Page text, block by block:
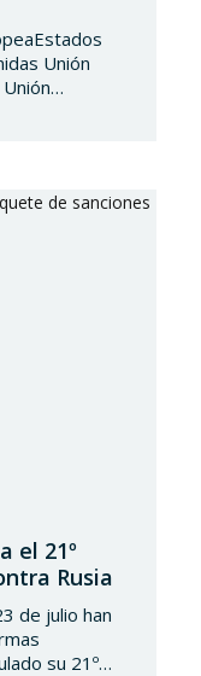
Unión
de
el 21º
Rusia
de julio han
su 21º